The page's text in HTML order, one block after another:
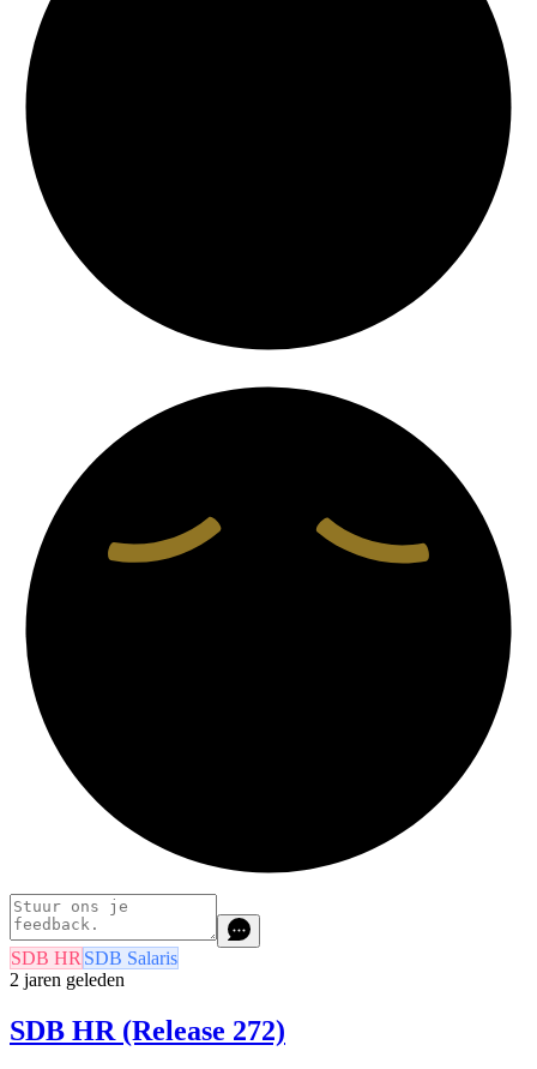
SDB HR SDB Salaris
2 jaren geleden
SDB HR (Release 272)